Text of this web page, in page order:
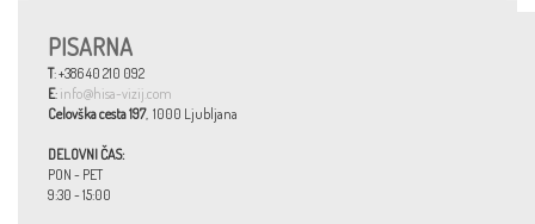
PISARNA
T: +386 40 210 092
E: info@hisa-vizij.com
Celovška cesta 197, 1000 Ljubljana
DELOVNI ČAS:
PON - PET
9:30 - 15:00